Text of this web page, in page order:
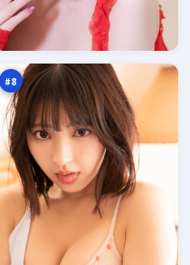
#8
暴
雪
信
号万